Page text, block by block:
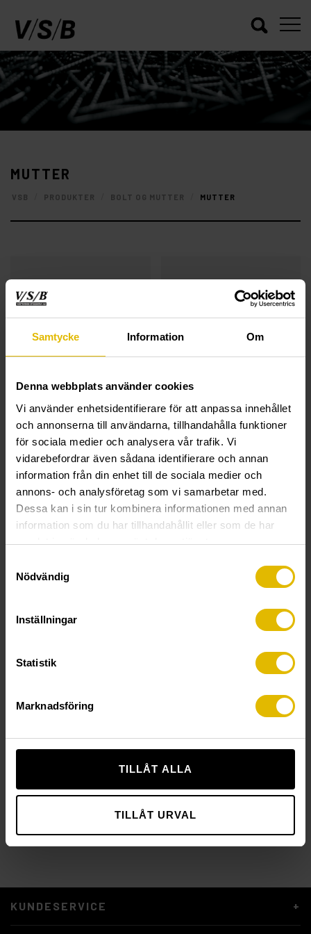
Samtycke Information Om
Denna webbplats använder cookies
Vi använder enhetsidentifierare för att anpassa innehållet
och annonserna till användarna, tillhandahålla funktioner
för sociala medier och analysera vår trafik. Vi
vidarebefordrar även sådana identifierare och annan
information från din enhet till de sociala medier och
annons- och analysföretag som vi samarbetar med.
Dessa kan i sin tur kombinera informationen med annan
information som du har tillhandahållit eller som de har
samlat in när du har använt deras tjänster.
Nödvändig
Inställningar
Statistik
Marknadsföring
TILLÅT ALLA
TILLÅT URVAL
MUTTER
VSB PRODUKTER BOLT OG MUTTER MUTTER
LÅSEMUTTER M6M
MVM
KUNDESERVICE